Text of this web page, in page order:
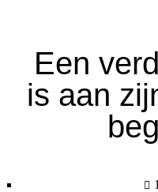
Een
is aan